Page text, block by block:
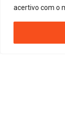
acertivo com o